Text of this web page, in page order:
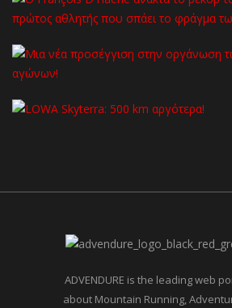
ADVENDURE is the leading web
about Mountain Running,